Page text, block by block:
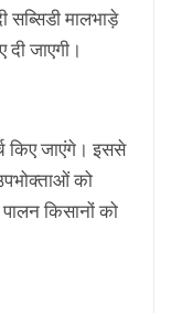
मालभाड़े
जाएगी।
किए जाएंगे। इससे
को
किसानों को